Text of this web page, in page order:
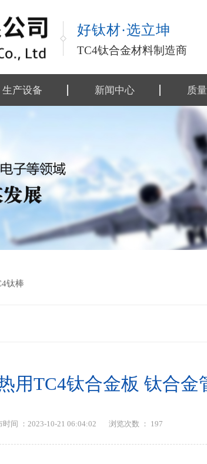
好钛材·选立坤
TC4钛合金材料制造商
生产设备 新闻中心
技术资料
质
执
行
工
工
检
钛棒
用TC4钛合金板 钛合金
时间 ：2023-10-21 06:04:02 浏览次数 ： 197